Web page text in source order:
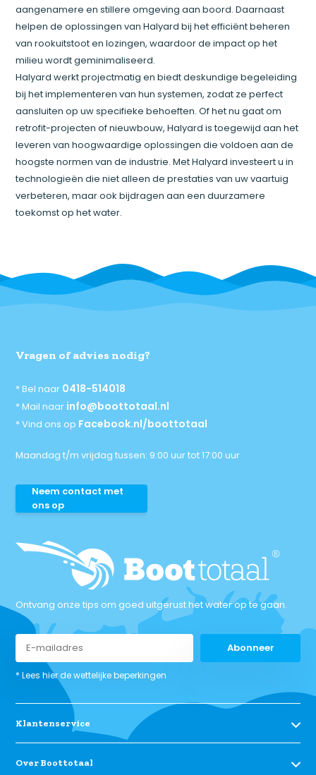
aangenamere en stillere omgeving aan boord. Daarnaast
helpen de oplossingen van Halyard bij het efficiënt beheren
van rookuitstoot en lozingen, waardoor de impact op het
milieu wordt geminimaliseerd.
Halyard werkt projectmatig en biedt deskundige begeleiding
bij het implementeren van hun systemen, zodat ze perfect
aansluiten op uw specifieke behoeften. Of het nu gaat om
retrofit-projecten of nieuwbouw, Halyard is toegewijd aan het
leveren van hoogwaardige oplossingen die voldoen aan de
hoogste normen van de industrie. Met Halyard investeert u in
technologieën die niet alleen de prestaties van uw vaartuig
verbeteren, maar ook bijdragen aan een duurzamere
toekomst op het water.
Vragen of advies nodig?
* Bel naar 0418-514018
* Mail naar info@boottotaal.nl
* Vind ons op Facebook.nl/boottotaal
Maandag t/m vrijdag tussen: 9:00 uur tot 17:00 uur
Neem contact met
ons op
Ontvang onze tips om goed uitgerust het water op te gaan.
Abonneer
* Lees hier de wettelijke beperkingen
Klantenservice
Over Boottotaal